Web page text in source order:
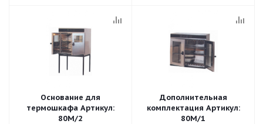
Основание для
термошкафа Артикул:
80M/2
Дополнительная
комплектация Артикул:
80M/1